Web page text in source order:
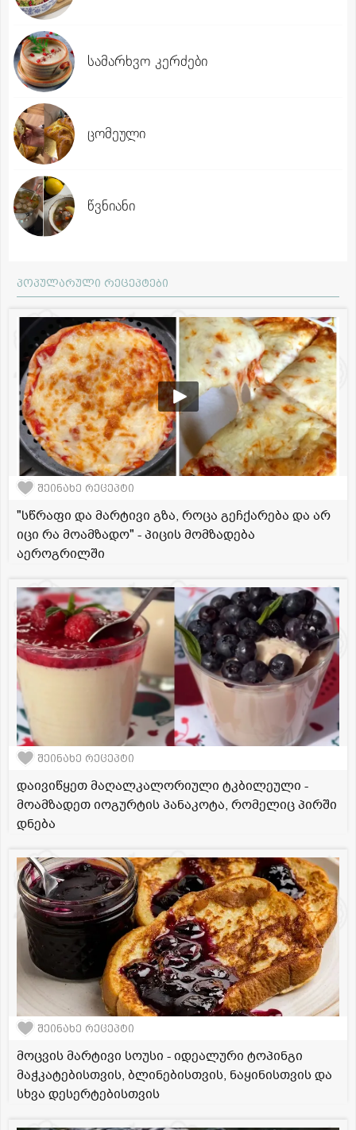
სამარხვო კერძები
ცომეული
წვნიანი
პოპულარული რეცეპტები
შეინახე რეცეპტი
"სწრაფი და მარტივი გზა, როცა გეჩქარება და არ
იცი რა მოამზადო" - პიცის მომზადება
აეროგრილში
შეინახე რეცეპტი
დაივიწყეთ მაღალკალორიული ტკბილეული -
მოამზადეთ იოგურტის პანაკოტა, რომელიც პირში
დნება
შეინახე რეცეპტი
მოცვის მარტივი სოუსი - იდეალური ტოპინგი
მაჭკატებისთვის, ბლინებისთვის, ნაყინისთვის და
სხვა დესერტებისთვის